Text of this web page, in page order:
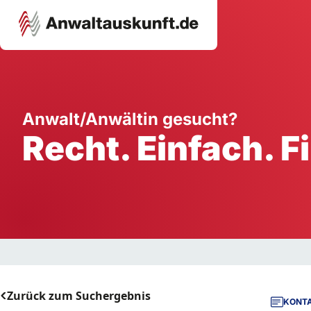
Ausbildung
Handwerk
Dienstleistung
Anwalt/Anwältin gesucht?
Recht. Einfach.
Zurück zum Suchergebnis